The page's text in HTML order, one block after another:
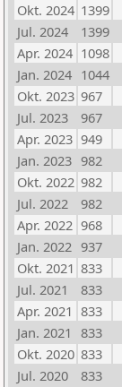
Okt. 2024 1399
Jul. 2024
1399
Apr. 2024 1098
Jan. 2024 1044
Okt. 2023 967
Jul. 2023
967
Apr. 2023 949
Jan. 2023 982
Okt. 2022 982
Jul. 2022
982
Apr. 2022 968
Jan. 2022 937
Okt. 2021 833
Jul. 2021
833
Apr. 2021 833
Jan. 2021 833
Okt. 2020 833
Jul. 2020
833